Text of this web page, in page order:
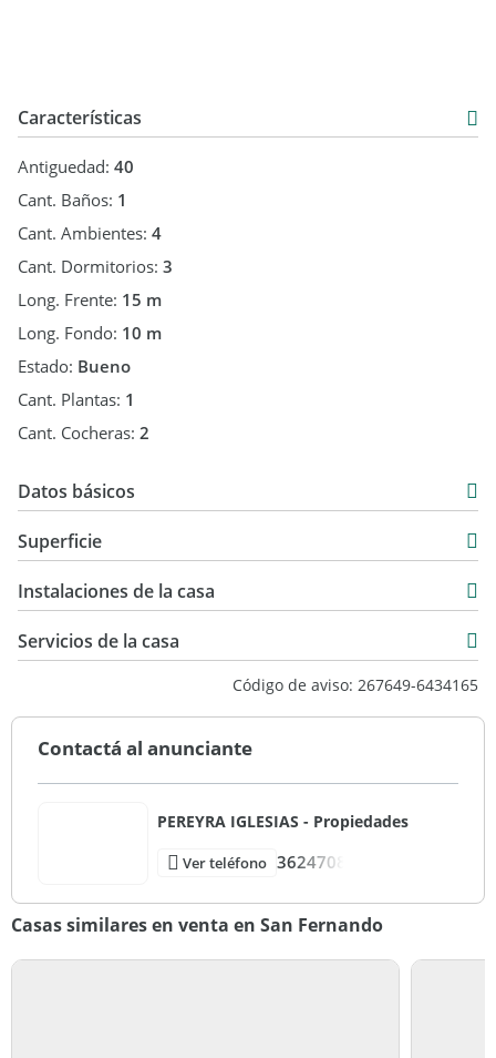
Características
Antiguedad: 40
Cant. Baños: 1
Cant. Ambientes: 4
Cant. Dormitorios: 3
Long. Frente: 15 m
Long. Fondo: 10 m
Estado: Bueno
Cant. Plantas: 1
Cant. Cocheras: 2
Datos básicos
Venta
Superficie
150 m2
Instalaciones de la casa
Servicios de la casa
Código de aviso: 267649-6434165
Contactá al anunciante
PEREYRA IGLESIAS - Propiedades
Ver teléfono 3624708
Casas similares en venta en San Fernando